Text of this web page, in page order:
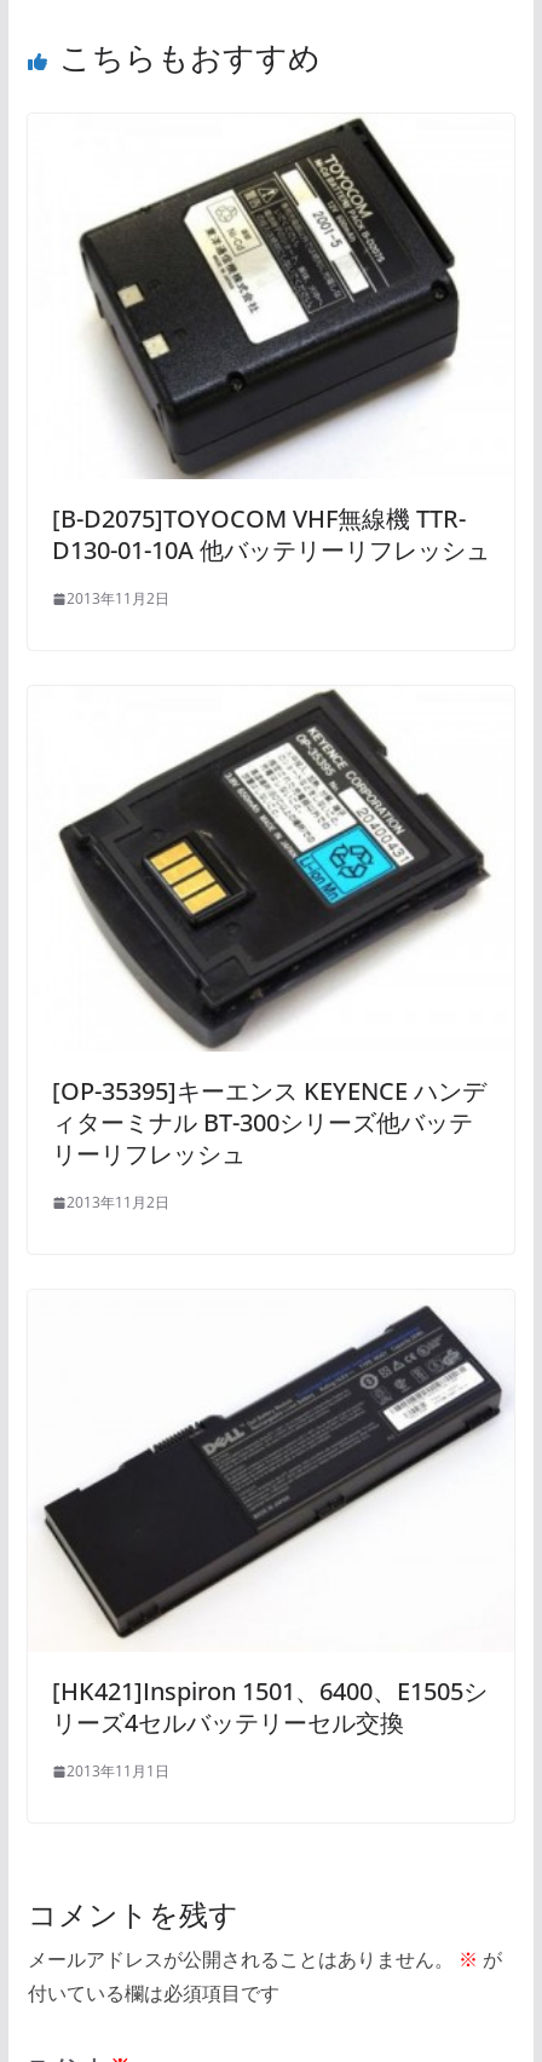
こちらもおすすめ
[B-D2075]TOYOCOM VHF無線機 TTR-
D130-01-10A 他バッテリーリフレッシュ
2013年11月2日
[OP-35395]キーエンス KEYENCE ハンデ
ィターミナル BT-300シリーズ他バッテ
リーリフレッシュ
2013年11月2日
[HK421]Inspiron 1501、6400、E1505シ
リーズ4セルバッテリーセル交換
2013年11月1日
コメントを残す
メールアドレスが公開されることはありません。 ※ が
付いている欄は必須項目です